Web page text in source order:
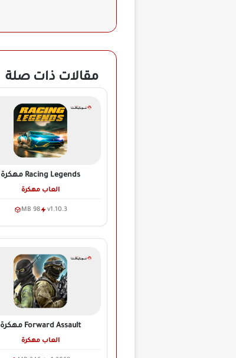
مقالات ذات صلة
Racing Legends مهكرة
العاب مهكرة
v1.10.3
98 MB
Forward Assault مهكرة
العاب مهكرة